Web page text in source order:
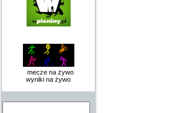
mecze na żywo
wyniki na żywo